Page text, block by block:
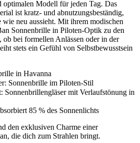
optimalen Modell für jeden Tag. Das
ist kratz- und abnutzungsbeständig,
wie neu aussieht. Mit ihrem modischen
Sonnenbrille in Piloten-Optik zu den
ob bei formellen Anlässen oder in der
stets ein Gefühl von Selbstbewusstsein
in Havanna
Sonnenbrille im Piloten-Stil
Sonnenbrillengläser mit Verlaufstönung in
85 % des Sonnenlichts
den exklusiven Charme einer
die dich zum Strahlen bringt.